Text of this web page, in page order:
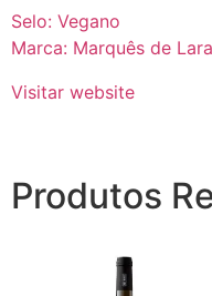
Selo: Vegano
Marca: Marquês de Lara
Visitar website
Produtos